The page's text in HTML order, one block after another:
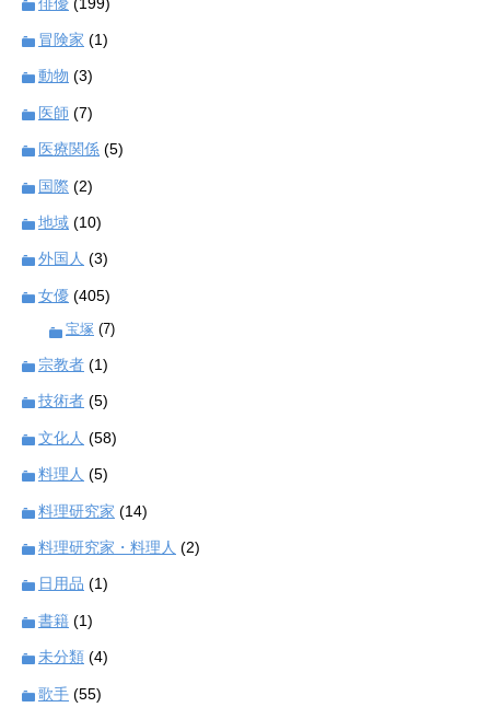
冒険家 (1)
動物 (3)
医師 (7)
医療関係 (5)
国際 (2)
地域 (10)
外国人 (3)
女優 (405)
宝塚 (7)
宗教者 (1)
技術者 (5)
文化人 (58)
料理人 (5)
料理研究家 (14)
料理研究家・料理人 (2)
日用品 (1)
書籍 (1)
未分類 (4)
歌手 (55)